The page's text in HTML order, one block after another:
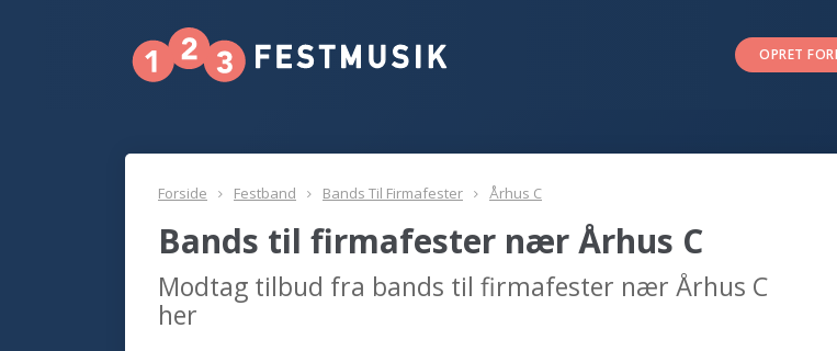
OPRET
Forside Festband Bands Til Firmafester Århus C
Bands til firmafester nær Århus C
Modtag tilbud fra bands til firmafester nær Århus C
her